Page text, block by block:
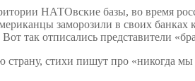
НАТОвские базы, во время
заморозили в своих
так отписались представители
стихи пишут про «никогда мы